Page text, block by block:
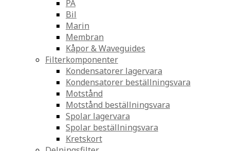
PA
Bil
Marin
Membran
Kåpor & Waveguides
Filterkomponenter
Kondensatorer lagervara
Kondensatorer beställningsvara
Motstånd
Motstånd beställningsvara
Spolar lagervara
Spolar beställningsvara
Kretskort